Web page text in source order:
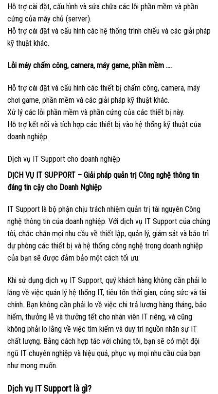
Hỗ trợ cài đặt, cấu hình và sửa chữa các lỗi phần mềm và phần
cứng của máy chủ (server).
Hỗ trợ cài đặt và cấu hình các hệ thống trình chiếu và các giải pháp
kỹ thuật khác.
Lỗi máy chấm công, camera, máy game, phần mềm ….
Hỗ trợ cài đặt và cấu hình các thiết bị chấm công, camera, máy
chơi game, phần mềm và các giải pháp kỹ thuật khác.
Xử lý các lỗi phần mềm và phần cứng của các thiết bị này.
Hỗ trợ kết nối và tích hợp các thiết bị vào hệ thống kỹ thuật của
doanh nghiệp.
Dịch vụ IT Support cho doanh nghiệp
DỊCH VỤ IT SUPPORT – Giải pháp quản trị Công nghệ thông tin
đáng tin cậy cho Doanh Nghiệp
IT Support là bộ phận chịu trách nhiệm quản trị tài nguyên Công
nghệ thông tin của doanh nghiệp. Với dịch vụ IT Support của chúng
tôi, chắc chắn mọi nhu cầu về thiết lập, quản lý, giám sát và bảo trì
dự phòng các thiết bị và hệ thống công nghệ trong doanh nghiệp
của bạn sẽ được đảm bảo một cách tối ưu.
Khi sử dụng dịch vụ IT Support, quý khách hàng không cần phải lo
lắng về việc quản lý hệ thống IT, tiêu tốn thời gian, công sức và tài
chính. Bạn không cần phải lo về việc chi trả lương hàng tháng, bảo
hiểm, thưởng lễ và thưởng tết cho nhân viên IT riêng, và cũng
không phải lo lắng về việc tìm kiếm và duy trì nguồn nhân sự IT
chất lượng. Bằng cách hợp tác với chúng tôi, bạn sẽ có một đội
ngũ IT chuyên nghiệp và hiệu quả, phục vụ mọi nhu cầu của bạn
như mong muốn.
Dịch vụ IT Support là gì?